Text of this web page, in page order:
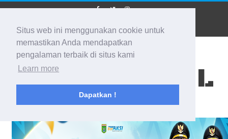
Situs web ini menggunakan cookie untuk
memastikan Anda mendapatkan
pengalaman terbaik di situs kami
Learn more
Dapatkan !
BIDIK KALSEL
Membidik Ke Segala Arah